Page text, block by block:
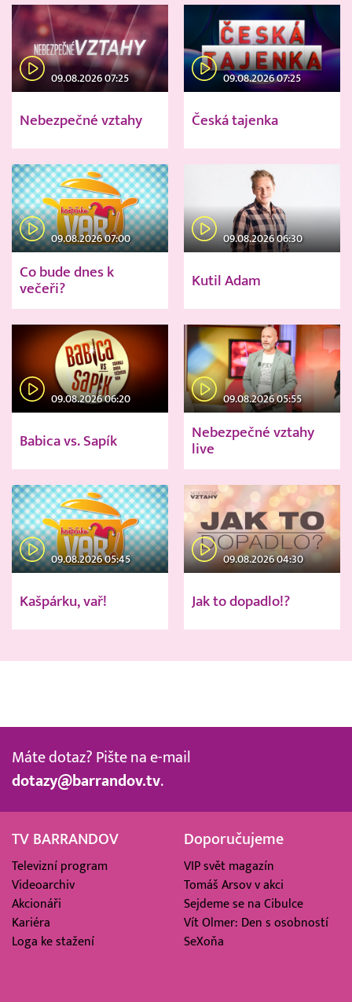
09.08.2026 07:25
Nebezpečné vztahy
09.08.2026 07:25
Česká tajenka
09.08.2026 07:00
Co bude dnes k
večeři?
09.08.2026 06:30
Kutil Adam
09.08.2026 06:20
Babica vs. Sapík
09.08.2026 05:55
Nebezpečné vztahy
live
09.08.2026 05:45
Kašpárku, vař!
09.08.2026 04:30
Jak to dopadlo!?
Máte dotaz? Pište na e-mail
dotazy@barrandov.tv.
TV BARRANDOV
Televizní program
Videoarchiv
Akcionáři
Kariéra
Loga ke stažení
Doporučujeme
VIP svět magazín
Tomáš Arsov v akci
Sejdeme se na Cibulce
Vít Olmer: Den s osobností
SeXoňa